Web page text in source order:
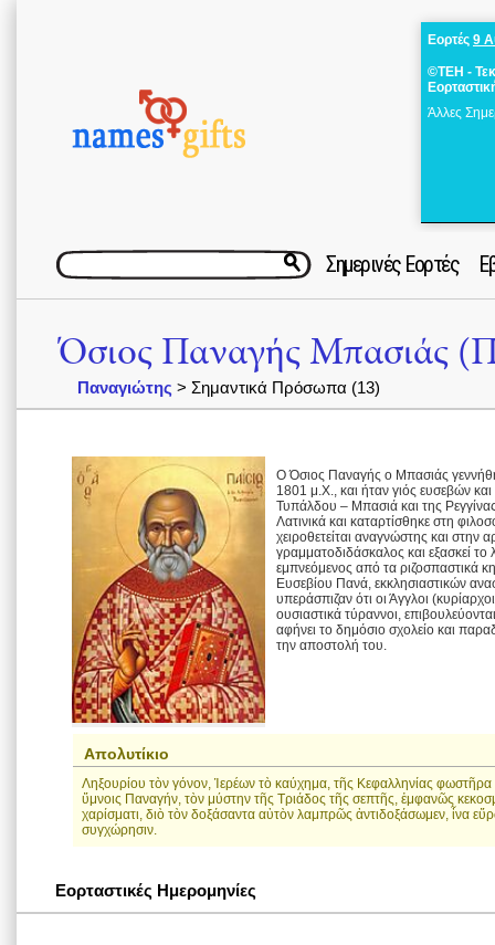
Εορτές 9
©ΤΕΗ -
Άλλες
Σημερινές Εορτές
Όσιος Παναγής Μπασιάς
Παναγιώτης > Σημαντικά Πρόσωπα (13)
Ο Όσιος Παναγής ο Μπασιάς
1801 μ.Χ., και ήταν γιός ευσεβών
Τυπάλδου – Μπασιά και της
Λατινικά και καταρτίσθηκε στη
χειροθετείται αναγνώστης και στην
γραμματοδιδάσκαλος και εξασκεί
εμπνεόμενος από τα ριζοσπαστικά
Ευσεβίου Πανά, εκκλησιαστικών
υπεράσπιζαν ότι οι Άγγλοι
ουσιαστικά τύραννοι,
αφήνει το δημόσιο σχολείο και
την αποστολή του.
Απολυτίκιο
Ληξουρίου τὸν γόνον, Ἱερέων τὸ καύχημα, τῆς Κεφαλληνίας
ὕμνοις Παναγήν, τὸν μύστην τῆς Τριάδος τῆς σεπτῆς, ἐμφανῶς
χαρίσματι, διὸ τὸν δοξάσαντα αὐτὸν λαμπρῶς ἀντιδοξάσωμεν, ἶνα
συγχώρησιν.
Εορταστικές Ημερομηνίες